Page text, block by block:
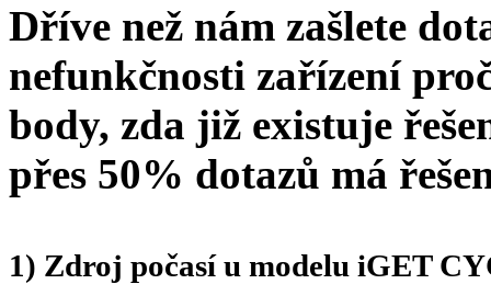
Dříve než nám zašlete
nefunkčnosti zařízení
body, zda již existuje
přes 50% dotazů má
1) Zdroj počasí u modelu iGET